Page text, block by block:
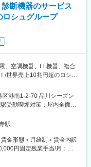
プレイングマネージャー）
績あり
20%）
果物）が届くことも！
分かち合える
波診断装置、骨密度測定
リューションを提供するこ
エンジニアとしての研修実
ーニング受講が可能です。
います。
診断機器のサービス
ロシュグループ
、空調機器、IT 機器、複合
/世界売上10兆円超のロシュ
直行直属/研修体制充実＞
て、当社製品の新規据付、
禍以降、医療や検査の意義
増員採用となります。社会
自身の専門性を高めたい方
区港南1-2-70 品川シーズン
受動喫煙対策：屋内全面禁
可）住所：全国いずれかの
内喫煙可能場所あり変更の
駅
金形態＞月給制＜賃金内訳
円固定残業手当/月：